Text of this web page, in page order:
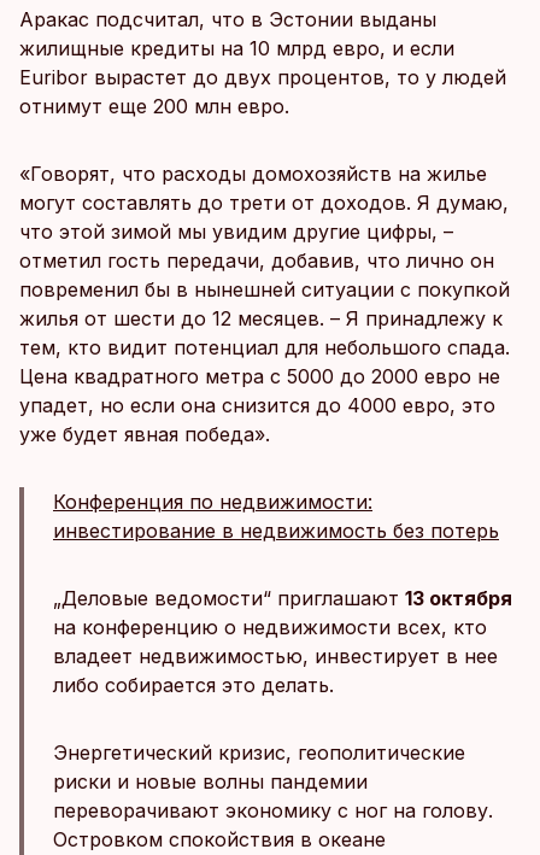
Аракас подсчитал, что в Эстонии выданы
жилищные кредиты на 10 млрд евро, и если
Euribor вырастет до двух процентов, то у людей
отнимут еще 200 млн евро.
«Говорят, что расходы домохозяйств на жилье
могут составлять до трети от доходов. Я думаю,
что этой зимой мы увидим другие цифры, –
отметил гость передачи, добавив, что лично он
повременил бы в нынешней ситуации с покупкой
жилья от шести до 12 месяцев. – Я принадлежу к
тем, кто видит потенциал для небольшого спада.
Цена квадратного метра с 5000 до 2000 евро не
упадет, но если она снизится до 4000 евро, это
уже будет явная победа».
Конференция по недвижимости:
инвестирование в недвижимость без потерь
„Деловые ведомости“ приглашают 13 октября
на конференцию о недвижимости всех, кто
владеет недвижимостью, инвестирует в нее
либо собирается это делать.
Энергетический кризис, геополитические
риски и новые волны пандемии
переворачивают экономику с ног на голову.
Островком спокойствия в океане